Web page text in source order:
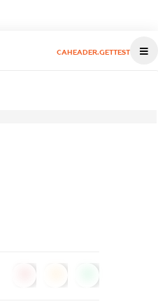
CAHEADER.GETTEST